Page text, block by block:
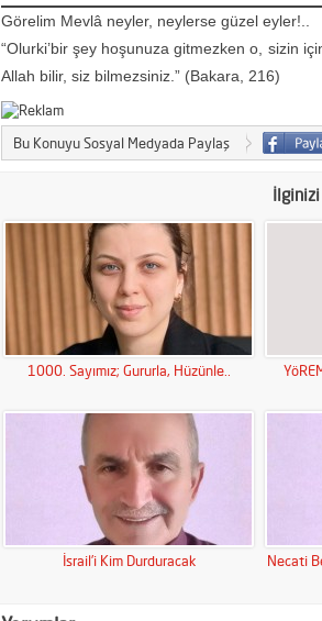
Görelim Mevlâ neyler, neylerse güzel eyler!..
“Olurki’bir şey hoşunuza gitmezken o, sizin
Allah bilir, siz bilmezsiniz.” (Bakara, 216)
Bu Konuyu Sosyal Medyada Paylaş
İlginizi
1000. Sayımız; Gururla, Hüzünle..
İsrail’i Kim Durduracak
Necati